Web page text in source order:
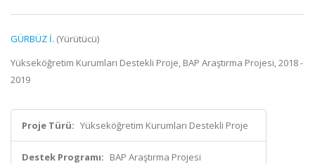
GÜRBÜZ İ. (Yürütücü)
Yükseköğretim Kurumları Destekli Proje, BAP Araştırma Projesi, 2018 -
2019
Proje Türü: Yükseköğretim Kurumları Destekli Proje
Destek Programı: BAP Araştırma Projesi